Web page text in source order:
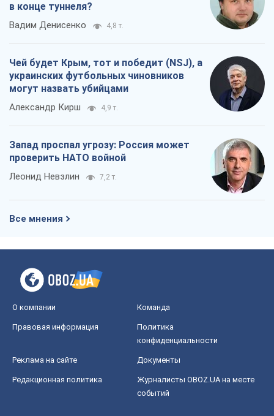
в конце туннеля?
Вадим Денисенко 4,8 т.
Чей будет Крым, тот и победит (NSJ), а
украинских футбольных чиновников
могут назвать убийцами
Александр Кирш 4,9 т.
Запад проспал угрозу: Россия может
проверить НАТО войной
Леонид Невзлин 7,2 т.
Все мнения
О компании Команда
Правовая информация
Политика
конфиденциальности
Реклама на сайте Документы
Редакционная политика
Журналисты OBOZ.UA на месте
событий